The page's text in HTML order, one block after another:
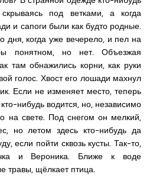
под ветками, а когда
и сапоги были как будто родные.
дня, когда уже вечерело, и пел на
понятном, но нет. Объезжая
там обнажились корни, как руки
голос. Хвост его лошади махнул
Если не изменяет место, теперь
нибудь водится, но, независимо
на свете. Под снегом он мелкий,
но летом здесь кто-нибудь да
если пойти сквозь кусты. Так-то,
и Вероника. Ближе к воде
травы, щёлкает птица.